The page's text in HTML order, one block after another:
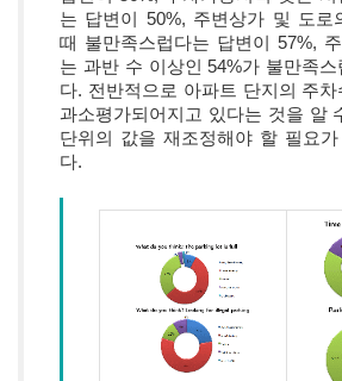
는 답변이 50%, 주변상가 및 도로
때 불만족스럽다는 답변이 57%,
는 과반 수 이상인 54%가 불만족
다. 전반적으로 아파트 단지의 주
과소평가되어지고 있다는 것을 알
단위의 값을 재조정해야 할 필요
다.